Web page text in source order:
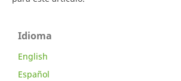
Idioma
English
Español